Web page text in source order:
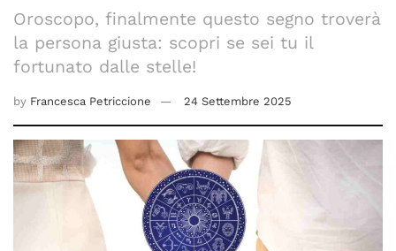
Oroscopo, finalmente questo segno troverà
la persona giusta: scopri se sei tu il
fortunato dalle stelle!
by Francesca Petriccione 24 Settembre 2025